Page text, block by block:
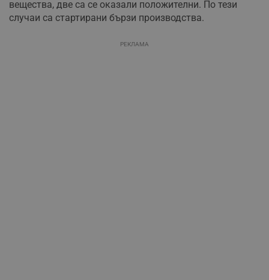
вещества, две са се оказали положителни. По тези
случаи са стартирани бързи производства.
РЕКЛАМА